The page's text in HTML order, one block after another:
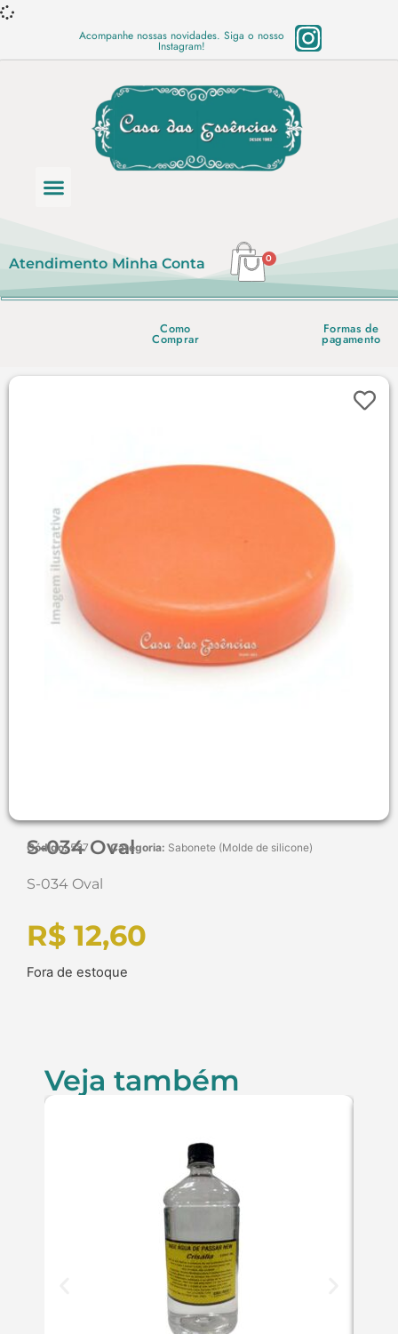
Acompanhe nossas novidades. Siga o nosso
Instagram!
Atendimento Minha Conta 0
Como
Comprar
Formas de
pagamento
S-034 Oval
Código:587 Categoria: Sabonete (Molde de silicone)
S-034 Oval
R$ 12,60
Fora de estoque
Veja também